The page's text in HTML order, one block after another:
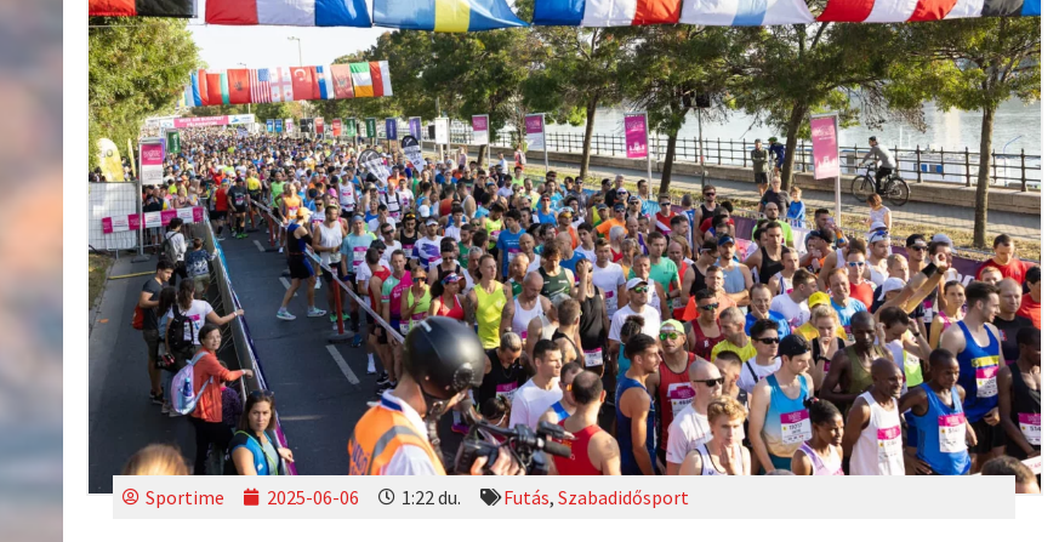
Sportime 2025-06-06 1:22 du. Futás, Szabadidősport